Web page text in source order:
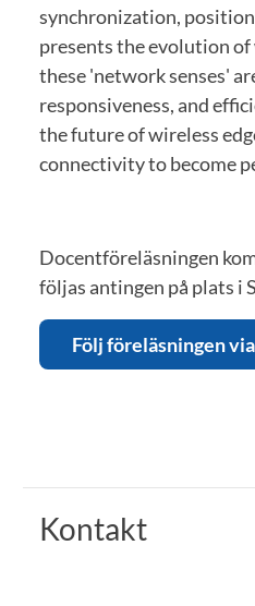
synchronization,
presents the evolution
these 'network senses'
responsiveness, and
the future of wireless
connectivity to become
Docentföreläsningen
följas antingen på plats i
Följ föreläsningen
Kontakt